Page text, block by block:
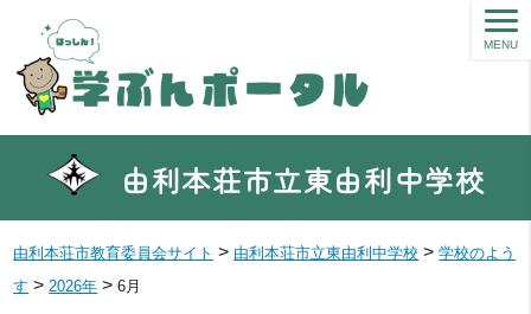
由利本荘市立東由利中学校
MENU
由利本荘市教育委員会サイト > 由利本荘市立東由利中学校 >学校のよう
す > 2026年 >6月